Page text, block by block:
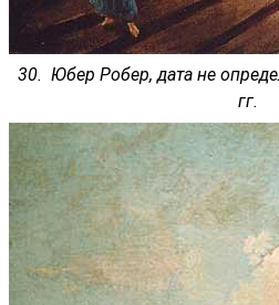
30. Юбер Робер, дата не
гг.